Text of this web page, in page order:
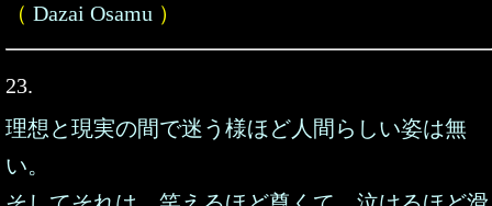
（ Dazai Osamu ）
23.
理想と現実の間で迷う様ほど人間らしい姿は無
い。